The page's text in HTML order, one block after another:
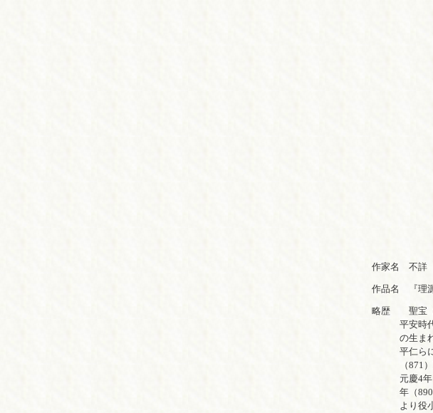
作家名 不詳
作品名 『理
略歴 聖宝（
平安時代の
の生まれ。
平仁ら
（871）真
元慶4年（
年（890）
より役小角